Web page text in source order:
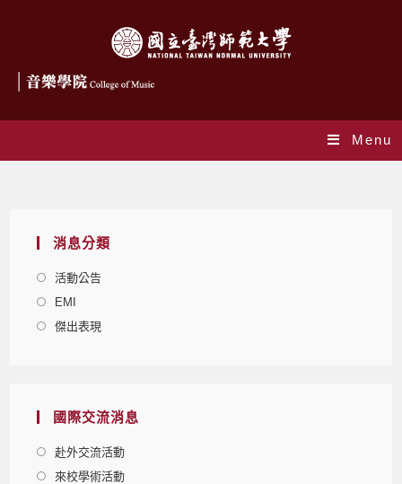
Menu
消息分類
活動公告
EMI
傑出表現
國際交流消息
赴外交流活動
來校學術活動